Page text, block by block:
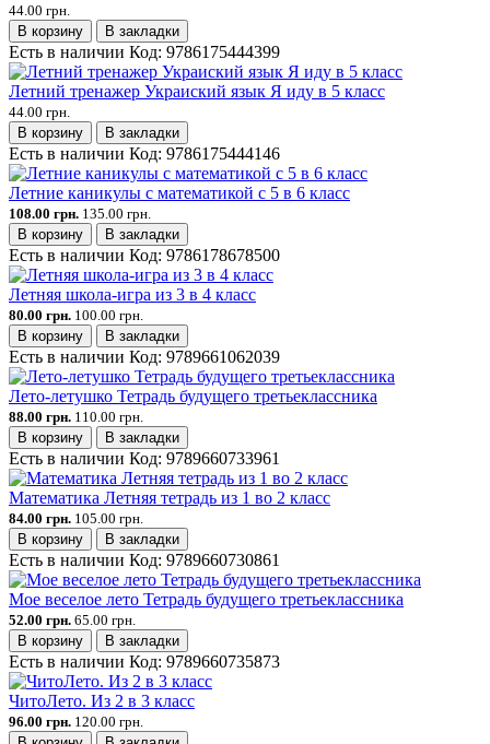
44.00 грн.
В корзину
В закладки
Есть в наличии Код: 9786175444399
Летний тренажер Украиский язык Я иду в 5 класс
44.00 грн.
В корзину
В закладки
Есть в наличии Код: 9786175444146
Летние каникулы с математикой с 5 в 6 класс
108.00 грн. 135.00 грн.
В корзину
В закладки
Есть в наличии Код: 9786178678500
Летняя школа-игра из 3 в 4 класс
80.00 грн. 100.00 грн.
В корзину
В закладки
Есть в наличии Код: 9789661062039
Лето-летушко Тетрадь будущего третьеклассника
88.00 грн. 110.00 грн.
В корзину
В закладки
Есть в наличии Код: 9789660733961
Математика Летняя тетрадь из 1 во 2 класс
84.00 грн. 105.00 грн.
В корзину
В закладки
Есть в наличии Код: 9789660730861
Мое веселое лето Тетрадь будущего третьеклассника
52.00 грн. 65.00 грн.
В корзину
В закладки
Есть в наличии Код: 9789660735873
ЧитоЛето. Из 2 в 3 класс
96.00 грн. 120.00 грн.